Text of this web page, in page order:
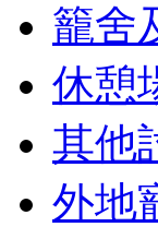
籠舍
休憩
其他
外地